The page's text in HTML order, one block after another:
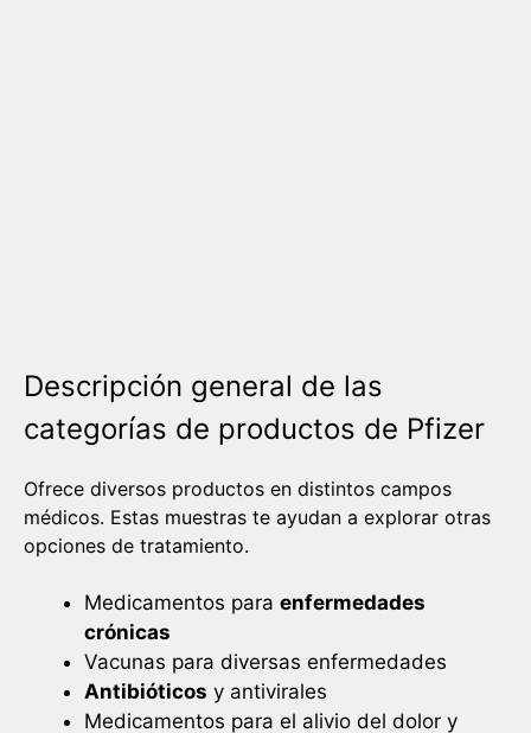
Descripción general de las
categorías de productos de Pfizer
Ofrece diversos productos en distintos campos
médicos. Estas muestras te ayudan a explorar otras
opciones de tratamiento.
Medicamentos para enfermedades
crónicas
Vacunas para diversas enfermedades
Antibióticos y antivirales
Medicamentos para el alivio del dolor y